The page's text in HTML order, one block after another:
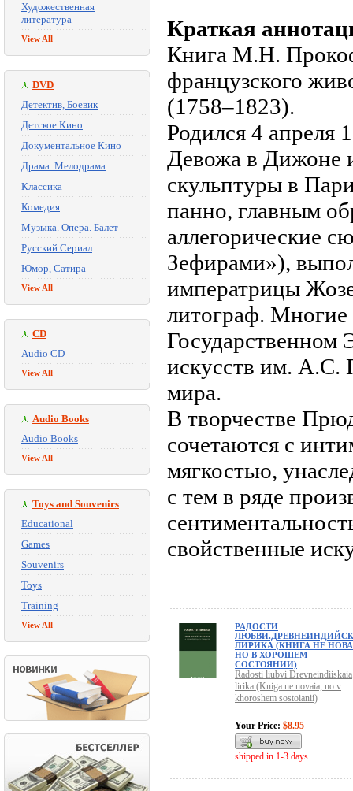
Художественная
литература
View All
DVD
Детектив, Боевик
Детское Кино
Документальное Кино
Драма. Мелодрама
Классика
Комедия
Музыка. Опера. Балет
Русский Сериал
Юмор, Сатира
View All
CD
Audio CD
View All
Audio Books
Audio Books
View All
Toys and Souvenirs
Educational
Games
Souvenirs
Toys
Training
View All
Краткая
Книга М.Н.
французского
(1758–1823).
Родился 4 апреля
Девожа в Дижоне
скульптуры в
панно, главным
аллегорические
Зефирами»),
императрицы
литограф. Многие
Государственном
искусств им. А.С.
мира.
В творчестве
сочетаются с
мягкостью,
с тем в ряде
свойственные
РАДОСТИ
ЛИРИКА (КНИГА НЕ
НО В ХОРОШЕМ
СОСТОЯНИИ)
Radosti liubvi.Drevneindiiskaia
lirika (Kniga ne novaia, no v
khoroshem sostoianii)
Your Price: $8.95
shipped in 1-3 days